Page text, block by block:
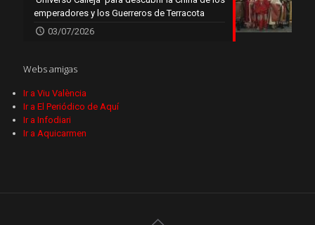
emperadores y los Guerreros de Terracota
03/07/2026
Webs amigas
Ir a Viu València
Ir a El Periódico de Aquí
Ir a Infodiari
Ir a Aquicarmen